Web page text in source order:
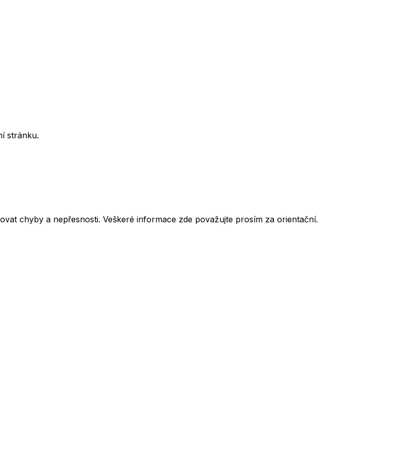
stránku.
chyby a nepřesnosti. Veškeré informace zde považujte prosím za orientační.